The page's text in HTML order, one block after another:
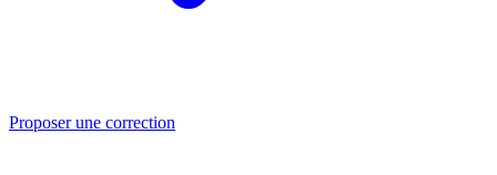
Proposer une correction